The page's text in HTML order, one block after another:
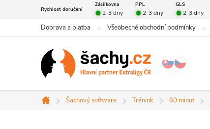
obsah
Rychlost doručení
Zásilkovna PPL GLS
2-3 dny 2-3 dny 2-3 dny
Doprava a platba Všeobecné obchodní podmínky
Domů
Šachový software Trénink 60 minut